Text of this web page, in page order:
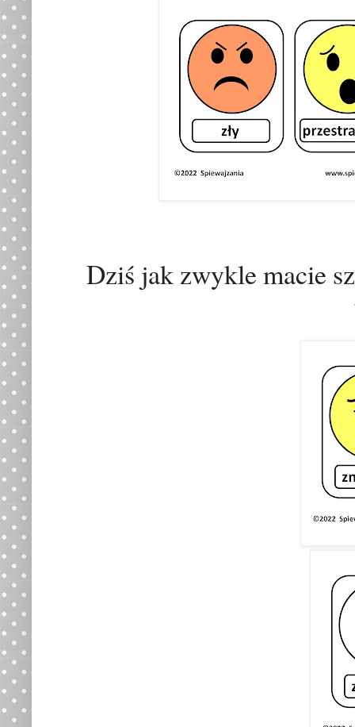
Dziś jak zwykle macie